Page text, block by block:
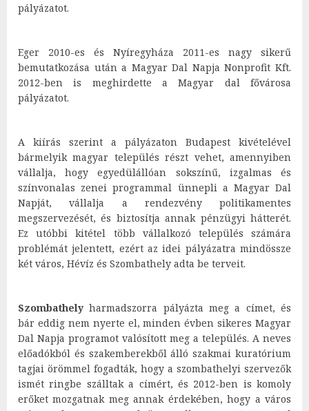
pályázatot.
Eger 2010-es és Nyíregyháza 2011-es nagy sikerű
bemutatkozása után a Magyar Dal Napja Nonprofit Kft.
2012-ben is meghirdette a Magyar dal fővárosa
pályázatot.
A kiírás szerint a pályázaton Budapest kivételével
bármelyik magyar település részt vehet, amennyiben
vállalja, hogy egyedülállóan sokszínű, izgalmas és
színvonalas zenei programmal ünnepli a Magyar Dal
Napját, vállalja a rendezvény politikamentes
megszervezését, és biztosítja annak pénzügyi hátterét.
Ez utóbbi kitétel több vállalkozó település számára
problémát jelentett, ezért az idei pályázatra mindössze
két város, Hévíz és Szombathely adta be terveit.
Szombathely harmadszorra pályázta meg a címet, és
bár eddig nem nyerte el, minden évben sikeres Magyar
Dal Napja programot valósított meg a település. A neves
előadókból és szakemberekből álló szakmai kuratórium
tagjai örömmel fogadták, hogy a szombathelyi szervezők
ismét ringbe szálltak a címért, és 2012-ben is komoly
erőket mozgatnak meg annak érdekében, hogy a város